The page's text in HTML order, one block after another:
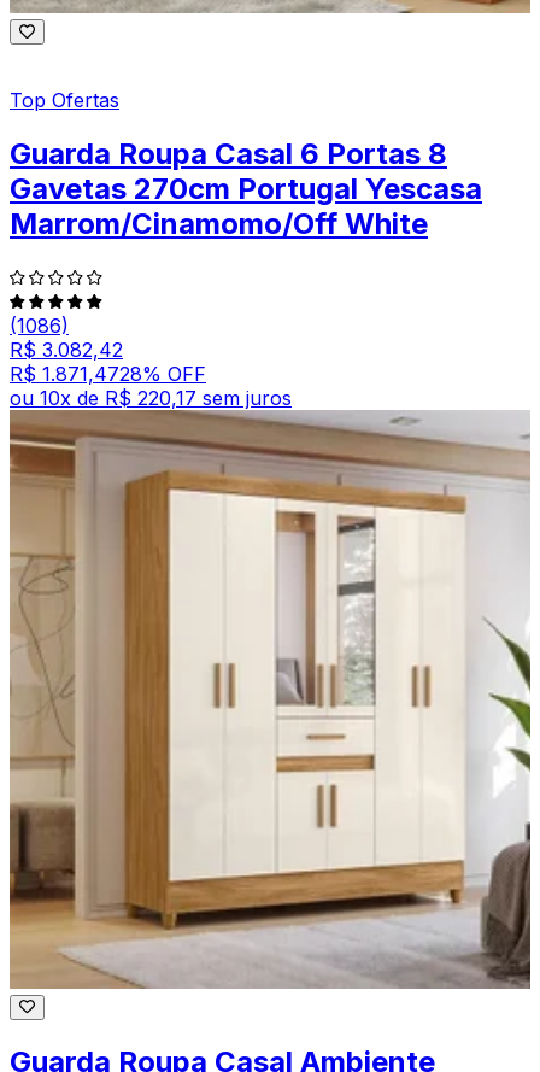
Top Ofertas
Guarda Roupa Casal 6 Portas 8
Gavetas 270cm Portugal Yescasa
Marrom/Cinamomo/Off White
(1086)
R$ 3.082,42
R$ 1.871,4728% OFF
ou 10x de R$ 220,17 sem juros
Guarda Roupa Casal Ambiente